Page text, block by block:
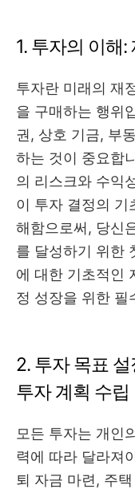
1. 투자의 이해
투자란 미래의 재
을 구매하는 행위
권, 상호 기금, 부
하는 것이 중요합
의 리스크와 수익
이 투자 결정의 기
해함으로써, 당신
를 달성하기 위한
에 대한 기초적인
정 성장을 위한 필
2. 투자 목표
투자 계획 수립
모든 투자는 개인
력에 따라 달라져
퇴 자금 마련, 주